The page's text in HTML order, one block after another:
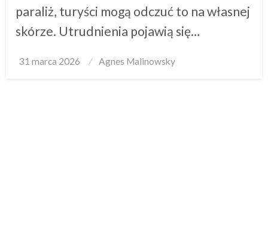
paraliż, turyści mogą odczuć to na własnej
skórze. Utrudnienia pojawią się…
Posted
31 marca 2026 Agnes Malinowsky